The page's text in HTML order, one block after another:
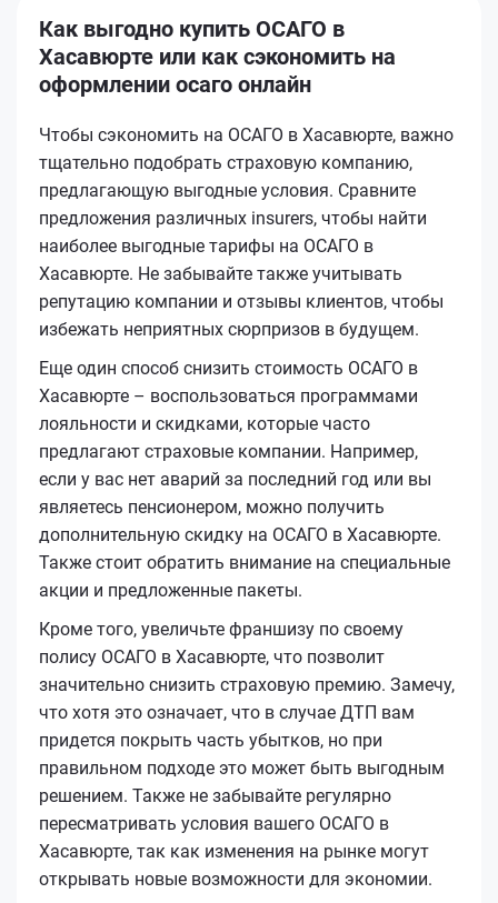
Как выгодно купить ОСАГО в
Хасавюрте или как сэкономить на
оформлении осаго онлайн
Чтобы сэкономить на ОСАГО в Хасавюрте, важно
тщательно подобрать страховую компанию,
предлагающую выгодные условия. Сравните
предложения различных insurers, чтобы найти
наиболее выгодные тарифы на ОСАГО в
Хасавюрте. Не забывайте также учитывать
репутацию компании и отзывы клиентов, чтобы
избежать неприятных сюрпризов в будущем.
Еще один способ снизить стоимость ОСАГО в
Хасавюрте – воспользоваться программами
лояльности и скидками, которые часто
предлагают страховые компании. Например,
если у вас нет аварий за последний год или вы
являетесь пенсионером, можно получить
дополнительную скидку на ОСАГО в Хасавюрте.
Также стоит обратить внимание на специальные
акции и предложенные пакеты.
Кроме того, увеличьте франшизу по своему
полису ОСАГО в Хасавюрте, что позволит
значительно снизить страховую премию. Замечу,
что хотя это означает, что в случае ДТП вам
придется покрыть часть убытков, но при
правильном подходе это может быть выгодным
решением. Также не забывайте регулярно
пересматривать условия вашего ОСАГО в
Хасавюрте, так как изменения на рынке могут
открывать новые возможности для экономии.